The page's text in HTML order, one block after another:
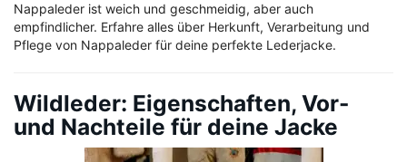
Nappaleder ist weich und geschmeidig, aber auch
empfindlicher. Erfahre alles über Herkunft, Verarbeitung und
Pflege von Nappaleder für deine perfekte Lederjacke.
Wildleder: Eigenschaften, Vor-
und Nachteile für deine Jacke